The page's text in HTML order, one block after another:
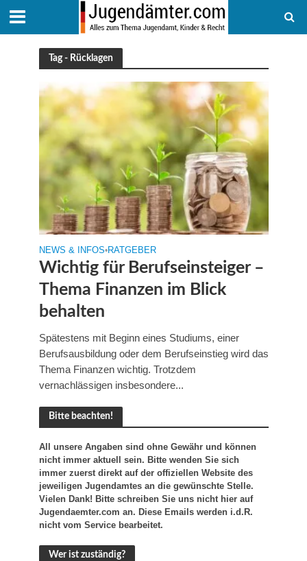
Tag - Rücklagen
NEWS & INFOS•RATGEBER
Wichtig für Berufseinsteiger –
Thema Finanzen im Blick
behalten
Spätestens mit Beginn eines Studiums, einer
Berufsausbildung oder dem Berufseinstieg wird das
Thema Finanzen wichtig. Trotzdem
vernachlässigen insbesondere...
Bitte beachten!
All unsere Angaben sind ohne Gewähr und können
nicht immer aktuell sein. Bitte wenden Sie sich
immer zuerst direkt auf der offiziellen Website des
jeweiligen Jugendamtes an die gewünschte Stelle.
Vielen Dank! Bitte schreiben Sie uns nicht hier auf
Jugendaemter.com an. Diese Emails werden i.d.R.
nicht vom Service bearbeitet.
Wer ist zuständig?